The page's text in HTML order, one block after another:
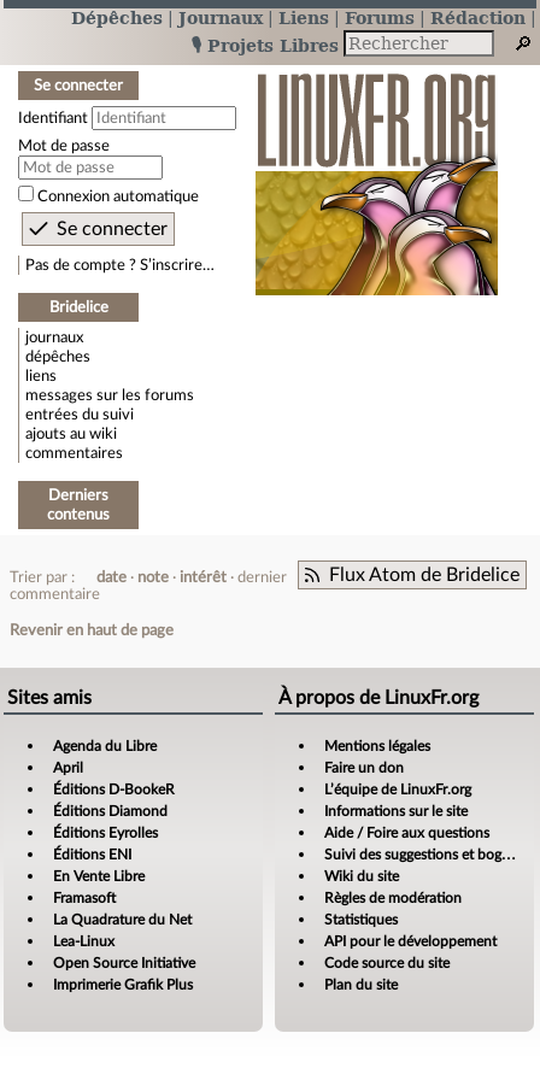
Dépêches Journaux Liens Forums
Rédaction
🎙️ Projets Libres
Se connecter
Identifiant
Mot de passe
Connexion automatique
Pas de compte ? S’inscrire…
Bridelice
journaux
dépêches
liens
messages sur les forums
entrées du suivi
ajouts au wiki
commentaires
Derniers
contenus
Flux Atom de Bridelice
Trier par : date note intérêt
dernier
commentaire
Revenir en haut de page
Sites amis
Agenda du Libre
April
Éditions D-BookeR
Éditions Diamond
Éditions Eyrolles
Éditions ENI
En Vente Libre
Framasoft
La Quadrature du Net
Lea-Linux
Open Source Initiative
Imprimerie Grafik Plus
À propos de LinuxFr.org
Mentions légales
Faire un don
L’équipe de LinuxFr.org
Informations sur le site
Aide / Foire aux questions
Suivi des suggestions et bogues
Wiki du site
Règles de modération
Statistiques
API pour le développement
Code source du site
Plan du site